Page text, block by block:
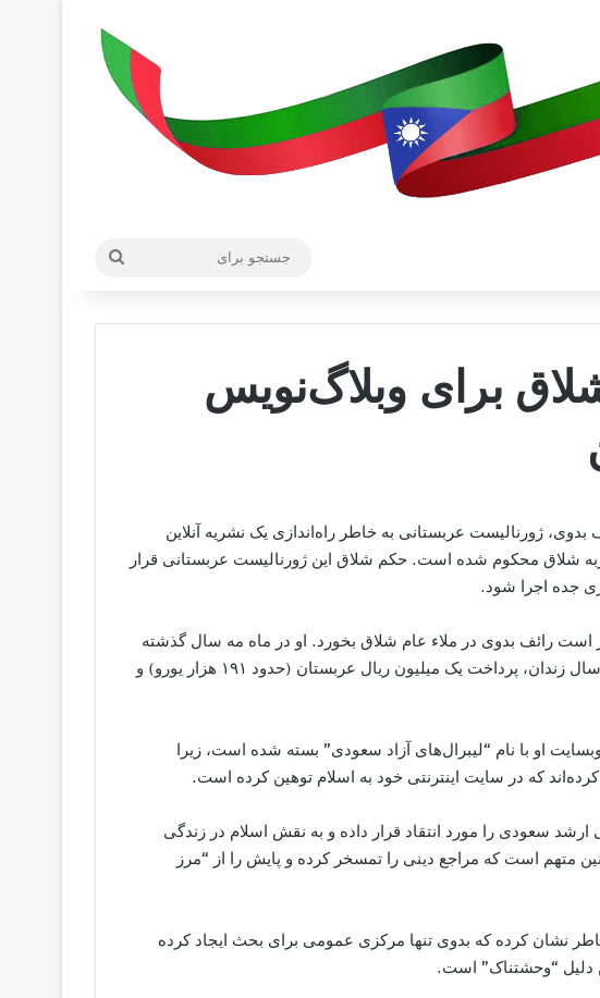
برای وبلاگ‌نویس
ژورنالیست عربستانی به خاطر راه‌اندازی یک نشریه آنلاین
شلاق محکوم شده است. حکم شلاق این ژورنالیست عربستانی قرار
است رائف بدوی در ملاء عام شلاق بخورد. او در ماه مه سال گذشته
میلادی به خاطر فعالیت ژورنالیستی خود به ۱۰ سال زندان، پرداخت یک میلیون ریال عربستان (حدود ۱۹۱ هزار یورو) و
۲۰۱۲ در زندان است. وبسایت او با نام “لیبرال‌های آزاد سعودی” بسته شده است، زیرا
که در سایت اینترنتی خود به اسلام توهین کرده است.
سعودی را مورد انتقاد قرار داده و به نقش اسلام در زندگی
متهم است که مراجع دینی را تمسخر کرده و پایش را از “مرز
نشان کرده که بدوی تنها مرکزی عمومی برای بحث ایجاد کرده
دلیل “وحشتناک” است.